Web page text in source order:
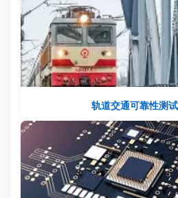
轨道交通可靠性测